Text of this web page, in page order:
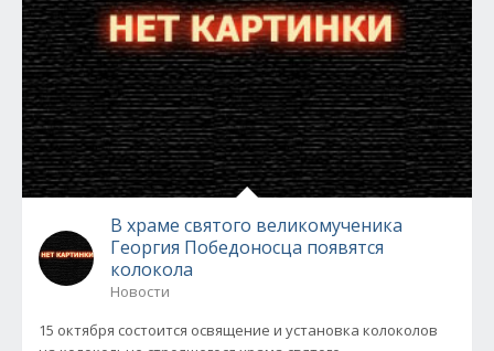
В храме святого великомученика
Георгия Победоносца появятся
колокола
Новости
15 октября состоится освящение и установка колоколов